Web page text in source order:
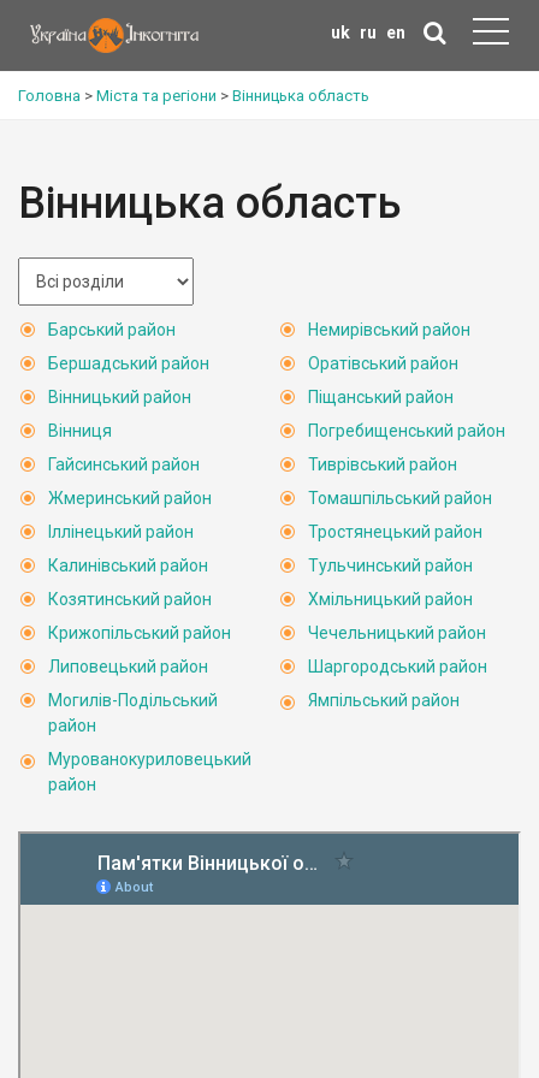
uk ru en
Головна > Міста та регіони > Вінницька область
Вінницька область
Барський район
Бершадський район
Вінницький район
Вінниця
Гайсинський район
Жмеринський район
Іллінецький район
Калинівський район
Козятинський район
Крижопільський район
Липовецький район
Могилів-Подільський
район
Мурованокуриловецький
район
Немирівський район
Оратівський район
Піщанський район
Погребищенський район
Тиврівський район
Томашпільський район
Тростянецький район
Тульчинський район
Хмільницький район
Чечельницький район
Шаргородський район
Ямпільський район